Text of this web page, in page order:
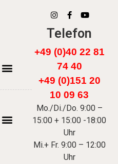
Telefon
+49 (0)40 22 81
74 40
+49 (0)151 20
10 09 63
Mo./Di./Do. 9:00 –
15:00 + 15:00 -18:00
Uhr
Mi.+ Fr. 9:00 – 12:00
Uhr